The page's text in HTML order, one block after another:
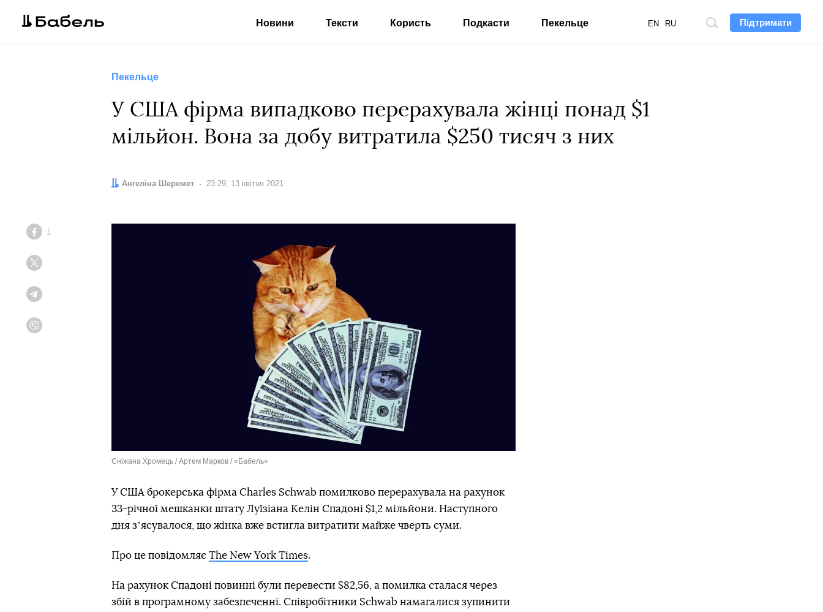
Підтримати
Пошук
EN RU
Новини Тексти Користь Подкасти Пекельце
Пекельце
У США фірма випадково перерахувала жінці понад $1
мільйон. Вона за добу витратила $250 тисяч з них
Автор:
Ангеліна Шеремет Дата:
23:29, 13 квітня 2021
Сніжана Хромець / Артем Марков / «Бабель»
Facebook
1
У США брокерська фірма Charles Schwab помилково перерахувала на рахунок
33-річної мешканки штату Луїзіана Келін Спадоні $1,2 мільйони. Наступного
дня зʼясувалося, що жінка вже встигла витратити майже чверть суми.
Про це повідомляє The New York Times.
На рахунок Спадоні повинні були перевести $82,56, а помилка сталася через
збій в програмному забезпеченні. Співробітники Schwab намагалися зупинити